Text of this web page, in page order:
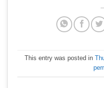
This entry was posted in